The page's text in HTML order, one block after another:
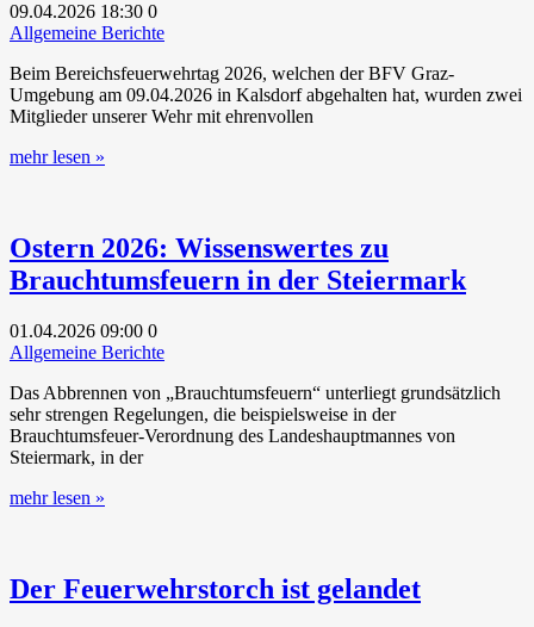
09.04.2026 18:30 0
Allgemeine Berichte
Beim Bereichsfeuerwehrtag 2026, welchen der BFV Graz-
Umgebung am 09.04.2026 in Kalsdorf abgehalten hat, wurden zwei
Mitglieder unserer Wehr mit ehrenvollen
mehr lesen »
Ostern 2026: Wissenswertes zu
Brauchtumsfeuern in der Steiermark
01.04.2026 09:00 0
Allgemeine Berichte
Das Abbrennen von „Brauchtumsfeuern“ unterliegt grundsätzlich
sehr strengen Regelungen, die beispielsweise in der
Brauchtumsfeuer-Verordnung des Landeshauptmannes von
Steiermark, in der
mehr lesen »
Der Feuerwehrstorch ist gelandet